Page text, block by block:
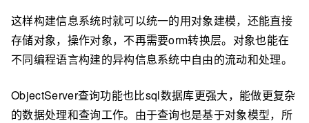
这样构建信息系统时就可以统一的用对象建模，还能直接
存储对象，操作对象，不再需要orm转换层。对象也能在
不同编程语言构建的异构信息系统中自由的流动和处理。
ObjectServer查询功能也比sql数据库更强大，能做更复杂
的数据处理和查询工作。由于查询也是基于对象模型，所